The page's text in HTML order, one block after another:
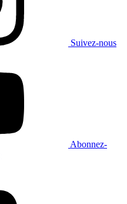
Suivez-nous
Abonnez-